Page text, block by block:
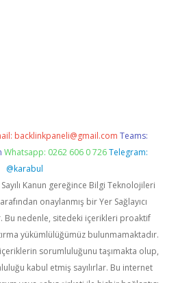
backlinkpaneli@gmail.com Teams:
Whatsapp: 0262 606 0 726 Telegram:
@karabul
Kanun gereğince Bilgi Teknolojileri
onaylanmış bir Yer Sağlayıcı
Bu nedenle, sitedeki içerikleri proaktif
yükümlülüğümüz bulunmamaktadır.
sorumluluğunu taşımakta olup,
kabul etmiş sayılırlar. Bu internet